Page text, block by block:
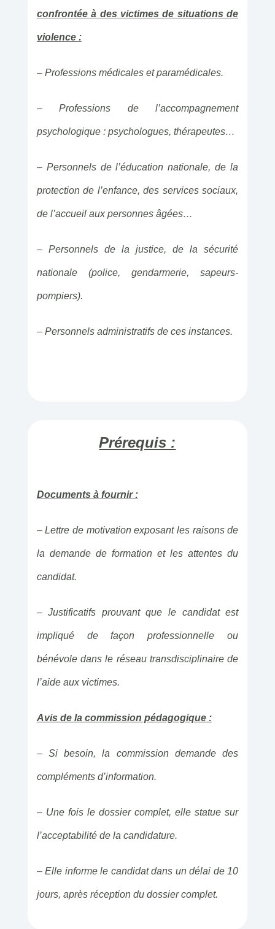
confrontée à des victimes de situations de
violence :
– Professions médicales et paramédicales.
– Professions de l’accompagnement
psychologique : psychologues, thérapeutes…
– Personnels de l’éducation nationale, de la
protection de l’enfance, des services sociaux,
de l’accueil aux personnes âgées…
– Personnels de la justice, de la sécurité
nationale (police, gendarmerie, sapeurs-
pompiers).
– Personnels administratifs de ces instances.
Prérequis :
Documents à fournir :
– Lettre de motivation exposant les raisons de
la demande de formation et les attentes du
candidat.
– Justificatifs prouvant que le candidat est
impliqué de façon professionnelle ou
bénévole dans le réseau transdisciplinaire de
l’aide aux victimes.
Avis de la commission pédagogique :
– Si besoin, la commission demande des
compléments d’information.
– Une fois le dossier complet, elle statue sur
l’acceptabilité de la candidature.
– Elle informe le candidat dans un délai de 10
jours, après réception du dossier complet.